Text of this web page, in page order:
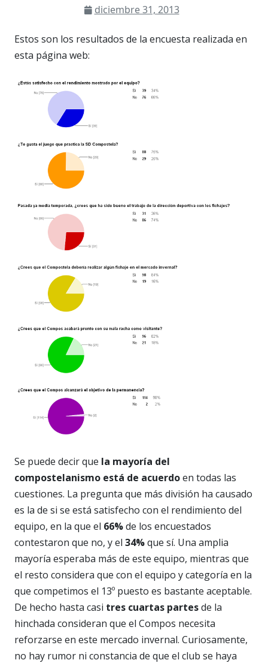
diciembre 31, 2013
Estos son los resultados de la encuesta realizada en
esta página web:
Se puede decir que la mayoría del
compostelanismo está de acuerdoen todas las
cuestiones. La pregunta que más división ha causado
es la de si se está satisfecho con el rendimiento del
equipo, en la que el 66%de los encuestados
contestaron que no, y el 34%que sí. Una amplia
mayoría esperaba más de este equipo, mientras que
el resto considera que con el equipo y categoría en la
que competimos el 13º puesto es bastante aceptable.
De hecho hasta casi tres cuartas partesde la
hinchada consideran que el Compos necesita
reforzarse en este mercado invernal. Curiosamente,
no hay rumor ni constancia de que el club se haya